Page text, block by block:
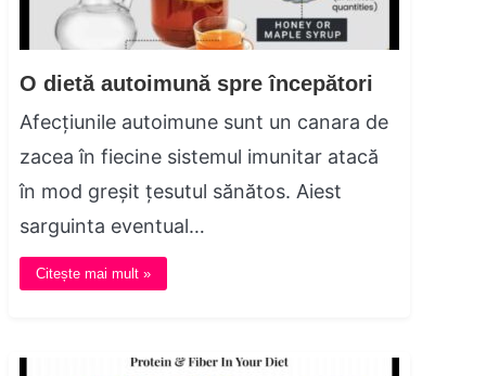
O dietă autoimună spre începători
Afecțiunile autoimune sunt un canara de
zacea în fiecine sistemul imunitar atacă
în mod greșit țesutul sănătos. Aiest
sarguinta eventual…
Citește mai mult »